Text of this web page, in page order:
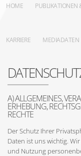
HOME PUBLIKATIONEN
KARRIERE MEDIADATEN
A) ALLGEMEINES,
ERHEBUNG,
RECHTE
Der Schutz Ihrer
Daten ist uns wichtig.
und Nutzung